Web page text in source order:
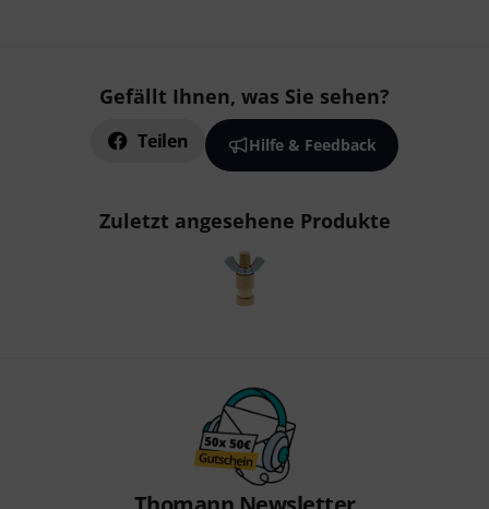
Gefällt Ihnen, was Sie sehen?
Teilen Hilfe & Feedback
Zuletzt angesehene Produkte